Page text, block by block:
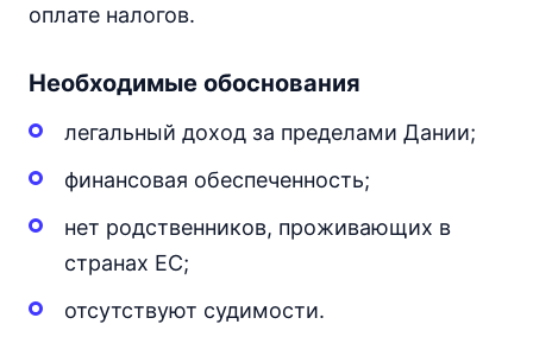
оплате налогов.
Необходимые обоснования
легальный доход за пределами Дании;
финансовая обеспеченность;
нет родственников, проживающих в
странах ЕС;
отсутствуют судимости.